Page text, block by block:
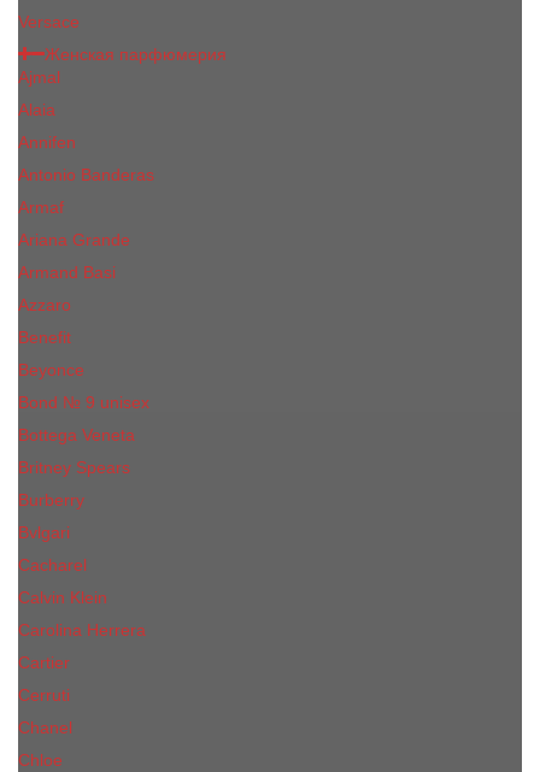
Versace
Женская парфюмерия
Ajmal
Alaia
Annifen
Antonio Banderas
Armaf
Ariana Grande
Armand Basi
Azzaro
Benefit
Beyonce
Bond № 9 unisex
Bottega Veneta
Britney Spears
Burberry
Bvlgari
Cacharel
Calvin Klein
Carolina Herrera
Cartier
Cerruti
Сhanеl
Chloe